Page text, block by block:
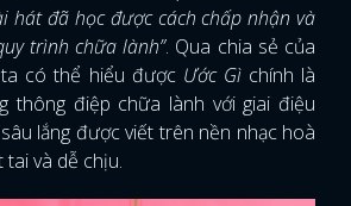
hát đã học được cách chấp nhận và
trình chữa lành”. Qua chia sẻ của
có thể hiểu được Ước Gì chính là
thông điệp chữa lành với giai điệu
lắng được viết trên nền nhạc hoà
và dễ chịu.